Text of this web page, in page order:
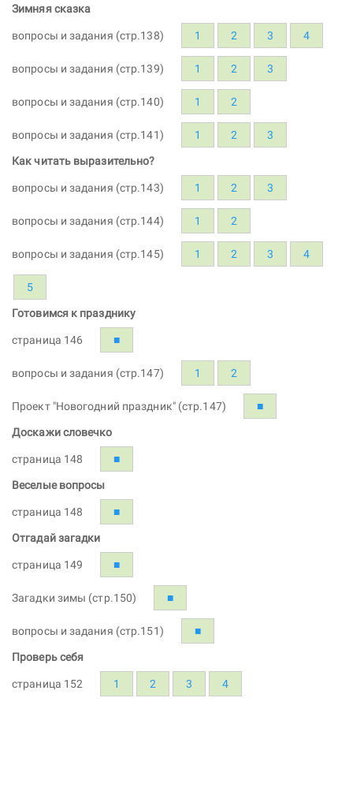
Зимняя сказка
вопросы и задания (стр.138) 1 2 3 4
вопросы и задания (стр.139) 1 2 3
вопросы и задания (стр.140) 1 2
вопросы и задания (стр.141) 1 2 3
Как читать выразительно?
вопросы и задания (стр.143) 1 2 3
вопросы и задания (стр.144) 1 2
вопросы и задания (стр.145) 1 2 3 4
5
Готовимся к празднику
страница 146 ■
вопросы и задания (стр.147) 1 2
Проект "Новогодний праздник" (стр.147) ■
Доскажи словечко
страница 148 ■
Веселые вопросы
страница 148 ■
Отгадай загадки
страница 149 ■
Загадки зимы (стр.150) ■
вопросы и задания (стр.151) ■
Проверь себя
страница 152 1 2 3 4